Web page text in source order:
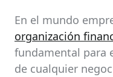
En el mundo
organización
fundamental para
de cualquier